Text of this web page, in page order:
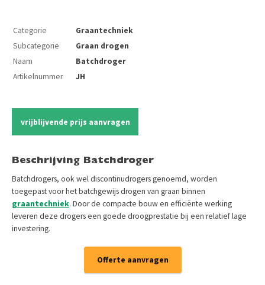
Categorie
Graantechniek
Subcategorie
Graan drogen
Naam
Batchdroger
Artikelnummer
JH
vrijblijvende prijs aanvragen
Beschrijving Batchdroger
Batchdrogers, ook wel discontinudrogers genoemd, worden
toegepast voor het batchgewijs drogen van graan binnen
graantechniek. Door de compacte bouw en efficiënte werking
leveren deze drogers een goede droogprestatie bij een relatief lage
investering.
Offerte aanvragen